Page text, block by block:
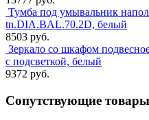
Тумба под умывальник
tn.DIA.BAL.70.2D, белый
8503 руб.
Зеркало со шкафом
с подсветкой, белый
9372 руб.
Сопутствующие товары